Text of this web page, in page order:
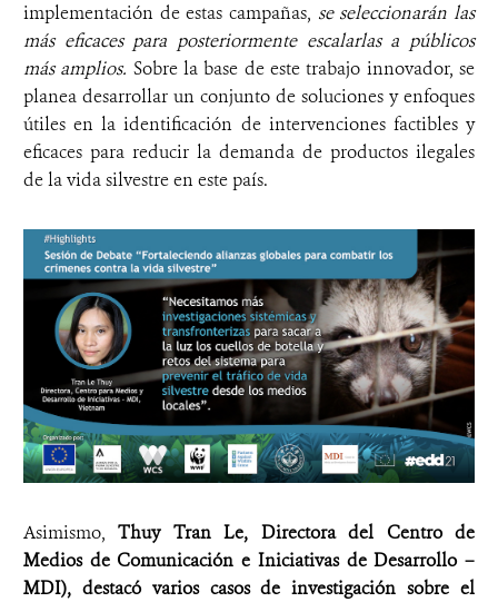
implementación de estas campañas, se seleccionarán las
más eficaces para posteriormente escalarlas a públicos
más amplios. Sobre la base de este trabajo innovador, se
planea desarrollar un conjunto de soluciones y enfoques
útiles en la identificación de intervenciones factibles y
eficaces para reducir la demanda de productos ilegales
de la vida silvestre en este país.
Asimismo,Thuy Tran Le, Directora del Centro de
Medios de Comunicación e Iniciativas de Desarrollo –
MDI), destacó varios casos de investigación sobre el